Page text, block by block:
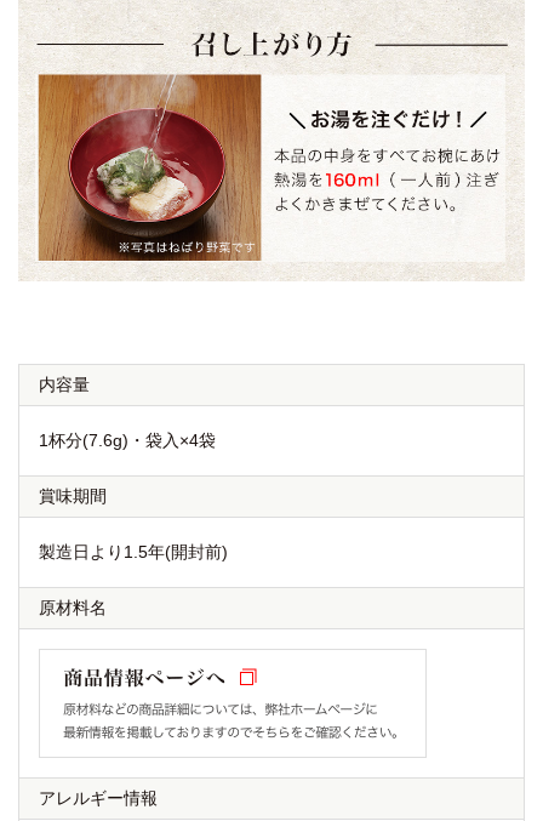
内容量
1杯分(7.6g)・袋入×4袋
賞味期間
製造日より1.5年(開封前)
原材料名
アレルギー情報